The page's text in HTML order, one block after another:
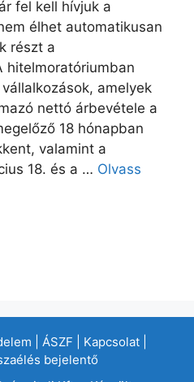
fel kell hívjuk a
élhet automatikusan
részt a
hitelmoratóriumban
amelyek
nettó árbevétele a
18 hónapban
valamint a
18. és a … Olvass
ÁSZF Kapcsolat|
bejelentő